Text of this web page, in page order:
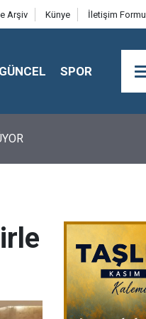
Arşiv Künye İletişim Formu
GÜNCEL SPOR